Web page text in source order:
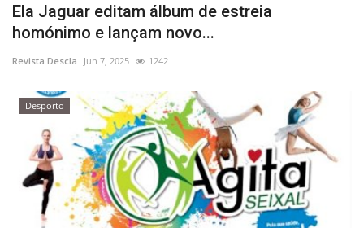
Ela Jaguar editam álbum de estreia
homónimo e lançam novo...
Revista Descla Jun 7, 2025 1242
Desporto